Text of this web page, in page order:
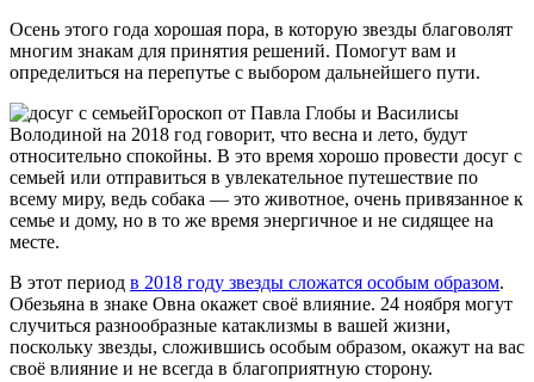
Осень этого года хорошая пора, в которую звезды благоволят
многим знакам для принятия решений. Помогут вам и
определиться на перепутье с выбором дальнейшего пути.
Гороскоп от Павла Глобы и Василисы
Володиной на 2018 год говорит, что весна и лето, будут
относительно спокойны. В это время хорошо провести досуг с
семьей или отправиться в увлекательное путешествие по
всему миру, ведь собака — это животное, очень привязанное к
семье и дому, но в то же время энергичное и не сидящее на
месте.
В этот период в 2018 году звезды сложатся особым образом.
Обезьяна в знаке Овна окажет своё влияние. 24 ноября могут
случиться разнообразные катаклизмы в вашей жизни,
поскольку звезды, сложившись особым образом, окажут на вас
своё влияние и не всегда в благоприятную сторону.